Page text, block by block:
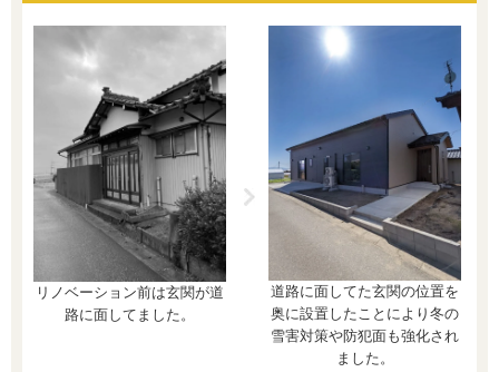
リノベーション前は玄関が道
路に面してました。
道路に面してた玄関の位置を
奥に設置したことにより冬の
雪害対策や防犯面も強化され
ました。